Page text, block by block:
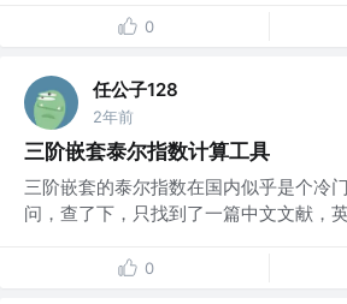
0
任公子128
2年前
三阶嵌套泰尔指数计算工具
三阶嵌套的泰尔指数在国内似乎是个冷
问，查了下，只找到了一篇中文文献，
0